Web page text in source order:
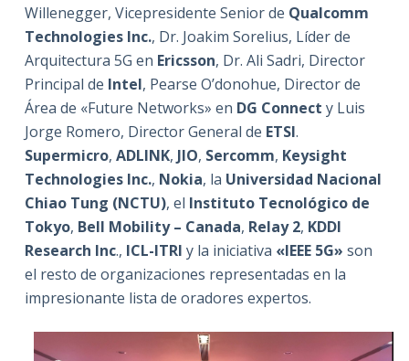
Willenegger, Vicepresidente Senior de Qualcomm
Technologies Inc., Dr. Joakim Sorelius, Líder de
Arquitectura 5G en Ericsson, Dr. Ali Sadri, Director
Principal de Intel, Pearse O’donohue, Director de
Área de «Future Networks» en DG Connect y Luis
Jorge Romero, Director General de ETSI.
Supermicro, ADLINK, JIO, Sercomm, Keysight
Technologies Inc., Nokia, la Universidad Nacional
Chiao Tung (NCTU), el Instituto Tecnológico de
Tokyo, Bell Mobility – Canada, Relay 2, KDDI
Research Inc., ICL-ITRI y la iniciativa «IEEE 5G» son
el resto de organizaciones representadas en la
impresionante lista de oradores expertos.